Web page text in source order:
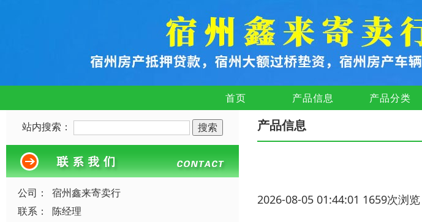
首页 产品信息 产品分类
站内搜索：
公司：
宿州鑫来寄卖行
联系：
陈经理
产品信息
2026-08-05 01:44:01 1659次浏览